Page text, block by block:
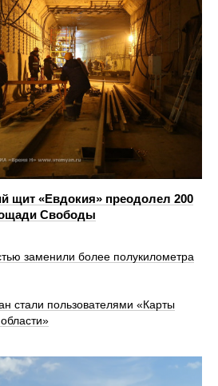
щит «Евдокия» преодолел 200
Свободы
заменили более полукилометра
стали пользователями «Карты